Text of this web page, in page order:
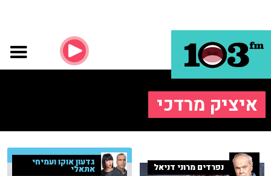
איציק מרדכי
נפרדים מרוני דניאל גדעון אוקו ועמיחי
אתאלי